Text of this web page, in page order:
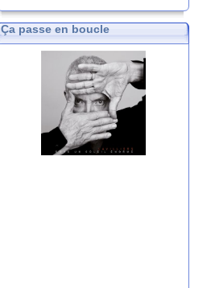
Ça passe en boucle